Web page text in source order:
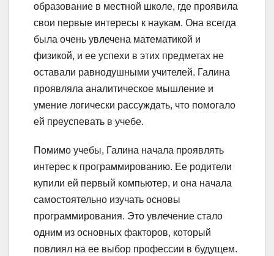
образование в местной школе, где проявила
свои первые интересы к наукам. Она всегда
была очень увлечена математикой и
физикой, и ее успехи в этих предметах не
оставали равнодушными учителей. Галина
проявляла аналитическое мышление и
умение логически рассуждать, что помогало
ей преуспевать в учебе.
Помимо учебы, Галина начала проявлять
интерес к программированию. Ее родители
купили ей первый компьютер, и она начала
самостоятельно изучать основы
программирования. Это увлечение стало
одним из основных факторов, который
повлиял на ее выбор профессии в будущем.